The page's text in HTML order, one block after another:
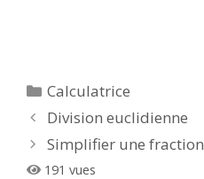
Catégories
Calculatrice
Division euclidienne
Simplifier une fraction
191 vues